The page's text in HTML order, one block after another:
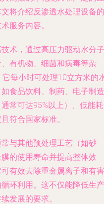
将介绍反渗透水处理设备的
服务内容。
术，通过高压力驱动水分子
有机物、细菌和病毒等杂
每小时可处理10立方米的
食品饮料、制药、电子制造
常可达95%以上）、低能
符合国家标准。
与其他预处理工艺（如砂
的使用寿命并提高整体效
有效去除重金属离子和有害
环利用。这不仅能降低生产
发展的要求。